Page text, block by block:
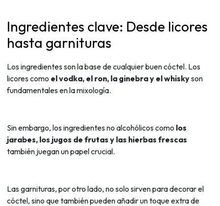
Ingredientes clave: Desde licores
hasta garnituras
Los ingredientes son la base de cualquier buen cóctel. Los
licores como el vodka, el ron, la ginebra y el whiskyson
fundamentales en la mixología.
Sin embargo, los ingredientes no alcohólicos como los
jarabes, los jugos de frutas y las hierbas frescas
también juegan un papel crucial.
Las garnituras, por otro lado, no solo sirven para decorar el
cóctel, sino que también pueden añadir un toque extra de